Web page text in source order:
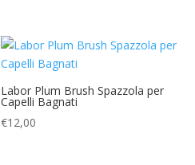
Labor Plum Brush Spazzola per
Capelli Bagnati
€12,00